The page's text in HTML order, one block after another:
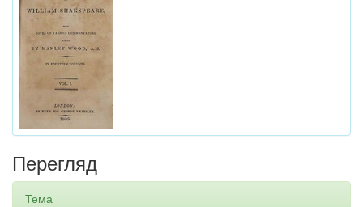
Перегляд
Тема